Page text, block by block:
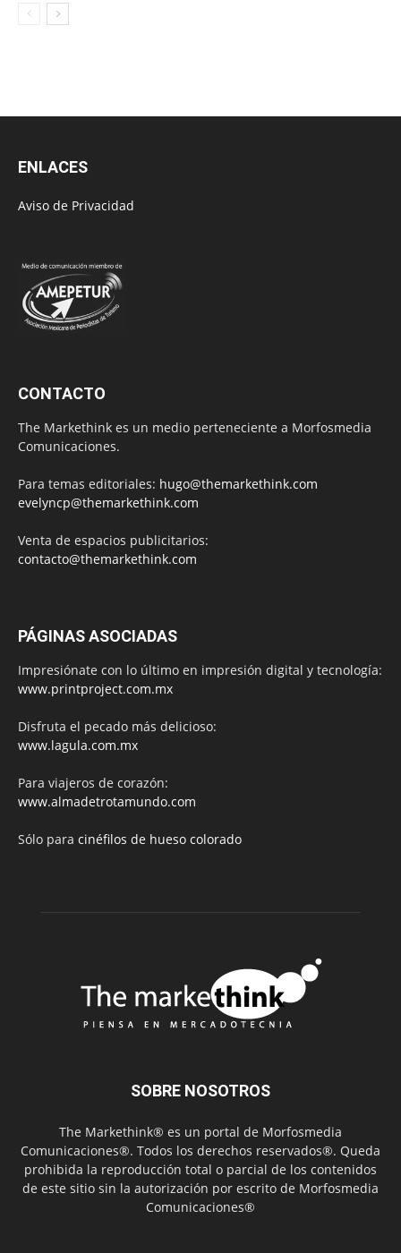
ENLACES
Aviso de Privacidad
CONTACTO
The Markethink es un medio perteneciente a Morfosmedia
Comunicaciones.
Para temas editoriales: hugo@themarkethink.com
evelyncp@themarkethink.com
Venta de espacios publicitarios:
contacto@themarkethink.com
PÁGINAS ASOCIADAS
Impresiónate con lo último en impresión digital y tecnología:
www.printproject.com.mx
Disfruta el pecado más delicioso:
www.lagula.com.mx
Para viajeros de corazón:
www.almadetrotamundo.com
Sólo para cinéfilos de hueso colorado
SOBRE NOSOTROS
The Markethink® es un portal de Morfosmedia
Comunicaciones®. Todos los derechos reservados®. Queda
prohibida la reproducción total o parcial de los contenidos
de este sitio sin la autorización por escrito de Morfosmedia
Comunicaciones®